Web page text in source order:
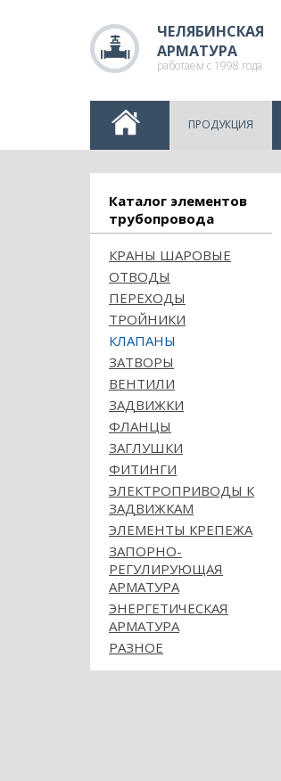
ЧЕЛЯБИНСКАЯ
АРМАТУРА
работаем с 1998 года
ПРОДУКЦИЯ
Каталог элементов
трубопровода
КРАНЫ ШАРОВЫЕ
ОТВОДЫ
ПЕРЕХОДЫ
ТРОЙНИКИ
КЛАПАНЫ
ЗАТВОРЫ
ВЕНТИЛИ
ЗАДВИЖКИ
ФЛАНЦЫ
ЗАГЛУШКИ
ФИТИНГИ
ЭЛЕКТРОПРИВОДЫ К
ЗАДВИЖКАМ
ЭЛЕМЕНТЫ КРЕПЕЖА
ЗАПОРНО-
РЕГУЛИРУЮЩАЯ
АРМАТУРА
ЭНЕРГЕТИЧЕСКАЯ
АРМАТУРА
РАЗНОЕ